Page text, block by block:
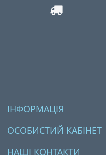
ІНФОРМАЦІЯ
ОСОБИСТИЙ КАБІНЕТ
НАШІ КОНТАКТИ